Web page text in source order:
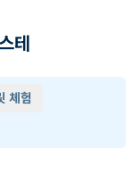
테
체험